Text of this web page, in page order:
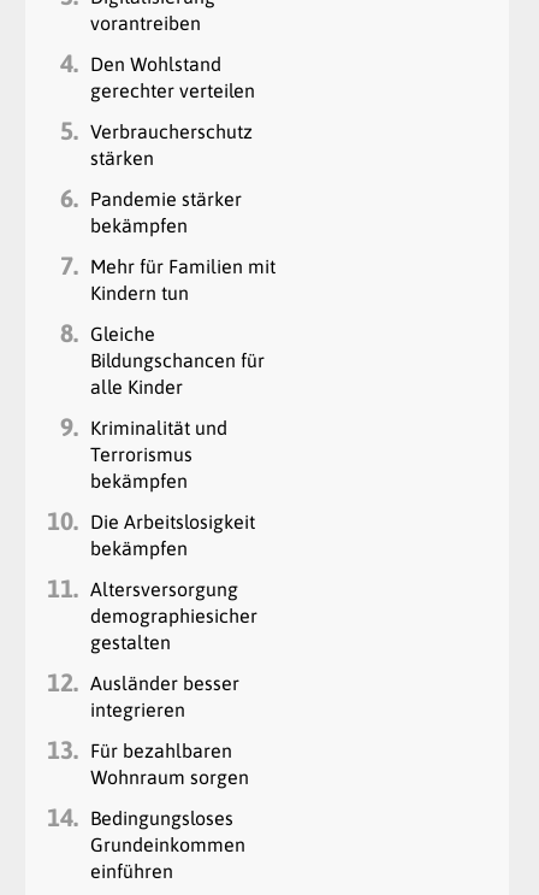
vorantreiben
4.
Den Wohlstand
gerechter verteilen
5. Verbraucherschutz
stärken
6.
Pandemie stärker
bekämpfen
7.
Mehr für Familien mit
Kindern tun
8.
Gleiche
Bildungschancen für
alle Kinder
9.
Kriminalität und
Terrorismus
bekämpfen
10.
Die Arbeitslosigkeit
bekämpfen
11. Altersversorgung
demographiesicher
gestalten
12. Ausländer besser
integrieren
13.
Für bezahlbaren
Wohnraum sorgen
14.
Bedingungsloses
Grundeinkommen
einführen